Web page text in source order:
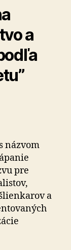
a
názvom
pre
a